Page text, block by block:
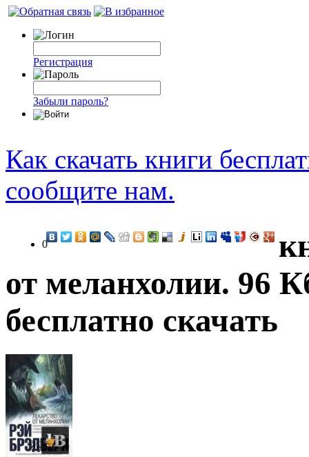
Регистрация
Забыли пароль?
Как скачать книги
сообщите нам.
0
от меланхолии. 96
бесплатно скачать